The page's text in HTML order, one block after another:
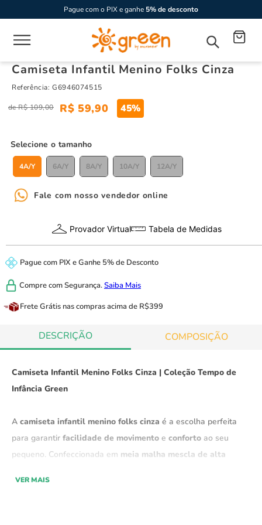
Pague com o PIX e ganhe 5% de desconto
Camiseta Infantil Menino Folks Cinza
Referência:G6946074515
R$ 109,00 R$ 59,90 45%
tamanho
4A/Y 6A/Y 8A/Y 10A/Y 12A/Y
Fale com nosso vendedor online
Provador Virtual Tabela de Medidas
Pague com PIX eGanhe 5% de Desconto
Compre comSegurança.Saiba Mais
Frete Grátis nas compras acima de R$399
DESCRIÇÃO COMPOSIÇÃO
Camiseta Infantil Menino Folks Cinza | Coleção Tempo de
Infância Green
A camiseta infantil menino folks cinza é a escolha perfeita
para garantir facilidade de movimento e conforto ao seu
pequeno. Confeccionada em meia malha mescla de alta
VER MAIS